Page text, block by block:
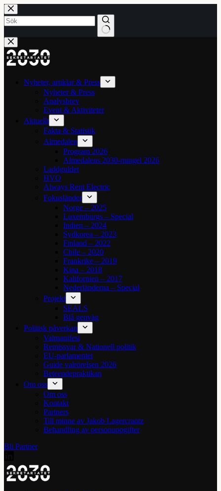
Hoppa
till
innehåll
Inga
resultat
Nyheter, artiklar & Press
Nyheter & Press
Analysbrev
Event & Aktiviteter
Aktuellt
Fakta & Statistik
Almedalen
Program 2026
Almedalens 2030-mingel 2026
Laddguldet
HVO
Always Rent Electric
Fokusländer
Norge – 2025
Luxemburgs – Special
Indien – 2024
Sydkorea – 2023
Finland – 2022
Chile – 2020
Frankrike – 2019
Kina – 2018
Kalifornien – 2017
Nederländerna – Special
Projekt
SEALS
Blå genväg
Politisk påverkan
Valmanifest
Remissvar & Nationell politik
EU-parlamentet
Guide valrörelsen 2026
Beteendepraktikan
Om oss
Om oss
Kontakt
Partners
Till minne av Jakob Lagercrantz
Behandling av personuppgifter
Bli Partner